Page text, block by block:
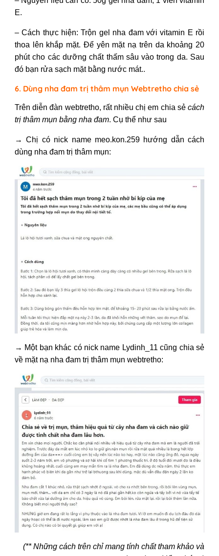
E.
– Cách thực hiện: Trộn gel nha đam với vitamin E rồi
thoa lên khắp mặt. Để yên mặt nạ trên da khoảng 20
phút cho các dưỡng chất thấm sâu vào trong da. Sau
đó bạn rửa sạch mặt bằng nước mát..
6. Dùng nha đam trị thâm mụn Webtretho chia sẻ
Trên diễn đàn webtretho, rất nhiều chị em chia sẻ cách
trị thâm mụn bằng nha đam. Cụ thể như sau
→Chị có nick name meo.kon.259 hướng dẫn cách
dùng nha đam trị thâm mụn:
→ Một bạn khác có nick name Lydinh_11 cũng chia sẻ
về mặt nạ nha đam trị thâm mụn webtretho:
(** Những cách trên chỉ mang tính chất tham khảo và